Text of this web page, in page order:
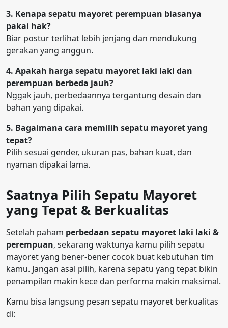
3. Kenapa sepatu mayoret perempuan biasanya
pakai hak?
Biar postur terlihat lebih jenjang dan mendukung
gerakan yang anggun.
4. Apakah harga sepatu mayoret laki laki dan
perempuan berbeda jauh?
Nggak jauh, perbedaannya tergantung desain dan
bahan yang dipakai.
5. Bagaimana cara memilih sepatu mayoret yang
tepat?
Pilih sesuai gender, ukuran pas, bahan kuat, dan
nyaman dipakai lama.
Saatnya Pilih Sepatu Mayoret
yang Tepat & Berkualitas
Setelah paham perbedaan sepatu mayoret laki laki &
perempuan, sekarang waktunya kamu pilih sepatu
mayoret yang bener-bener cocok buat kebutuhan tim
kamu. Jangan asal pilih, karena sepatu yang tepat bikin
penampilan makin kece dan performa makin maksimal.
Kamu bisa langsung pesan sepatu mayoret berkualitas
di: